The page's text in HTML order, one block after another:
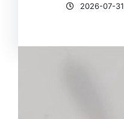
2026-07-31